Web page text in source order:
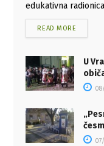
edukativna
READ MORE
U